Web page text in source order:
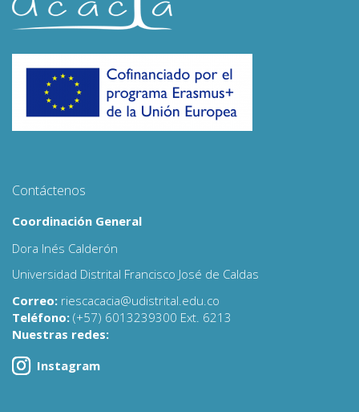
Contáctenos
Coordinación General
Dora Inés Calderón
Universidad Distrital Francisco José de Caldas
Correo: riescacacia@udistrital.edu.co
Teléfono: (+57) 6013239300 Ext. 6213
Nuestras redes:
Instagram